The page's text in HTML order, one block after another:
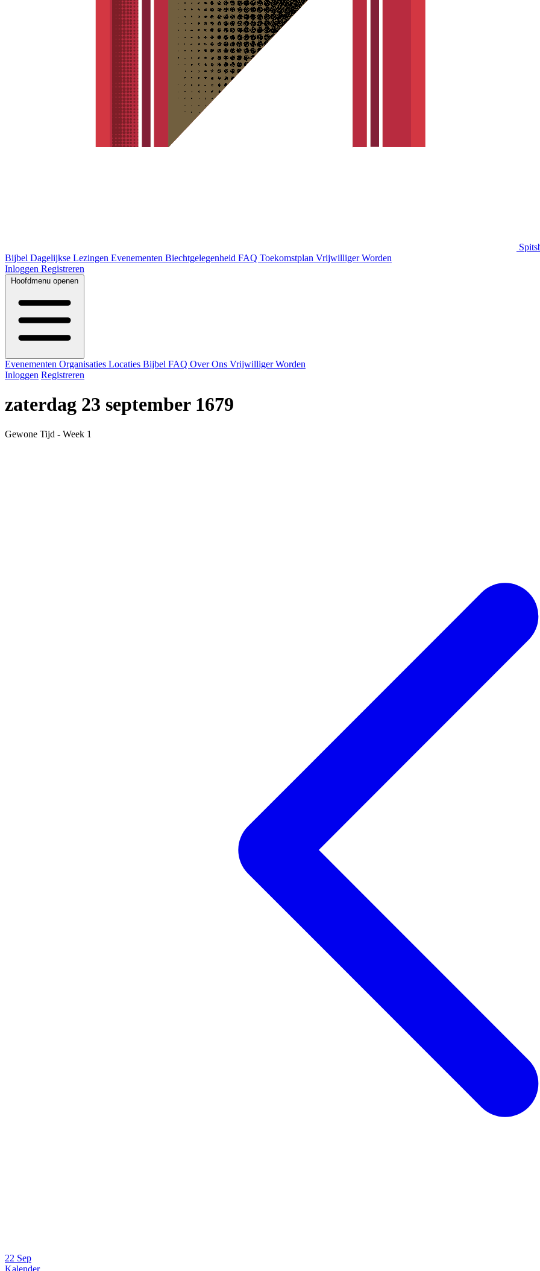
Bijbel Dagelijkse Lezingen Evenementen Biechtgelegenheid FAQ Toekomstplan Vrijwilliger Worden
Inloggen Registreren
Hoofdmenu openen
Evenementen Organisaties Locaties Bijbel FAQ Over Ons Vrijwilliger Worden
Inloggen Registreren
zaterdag 23 september 1679
Gewone Tijd - Week 1
22 Sep
Kalender